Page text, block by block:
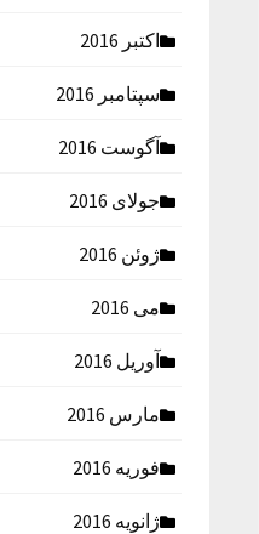
اکتبر 2016
سپتامبر 2016
آگوست 2016
جولای 2016
ژوئن 2016
می 2016
آوریل 2016
مارس 2016
فوریه 2016
ژانویه 2016